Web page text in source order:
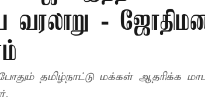
வரலாறு -
தமிழ்நாட்டு மக்கள் ஆதரிக்க